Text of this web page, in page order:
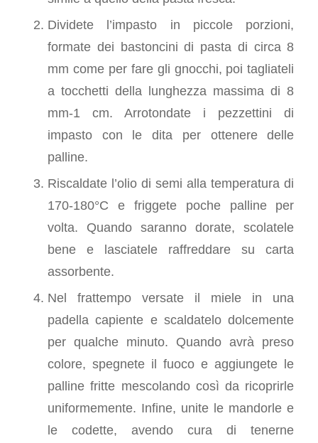
Dividete l’impasto in piccole porzioni,
formate dei bastoncini di pasta di circa 8
mm come per fare gli gnocchi, poi tagliateli
a tocchetti della lunghezza massima di 8
mm-1 cm. Arrotondate i pezzettini di
impasto con le dita per ottenere delle
palline.
Riscaldate l’olio di semi alla temperatura di
170-180°C e friggete poche palline per
volta. Quando saranno dorate, scolatele
bene e lasciatele raffreddare su carta
assorbente.
Nel frattempo versate il miele in una
padella capiente e scaldatelo dolcemente
per qualche minuto. Quando avrà preso
colore, spegnete il fuoco e aggiungete le
palline fritte mescolando così da ricoprirle
uniformemente. Infine, unite le mandorle e
le codette, avendo cura di tenerne